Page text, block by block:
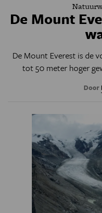
De Mount
De Mount Everest is de
tot 50 meter hoger
Door